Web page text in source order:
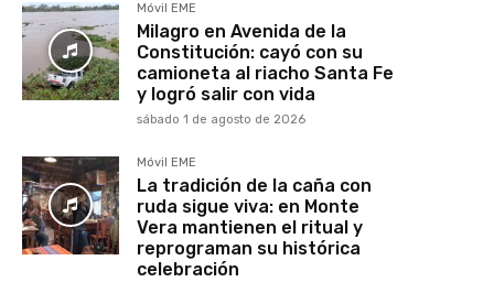
Móvil EME
Milagro en Avenida de la
Constitución: cayó con su
camioneta al riacho Santa Fe
y logró salir con vida
sábado 1 de agosto de 2026
Móvil EME
La tradición de la caña con
ruda sigue viva: en Monte
Vera mantienen el ritual y
reprograman su histórica
celebración